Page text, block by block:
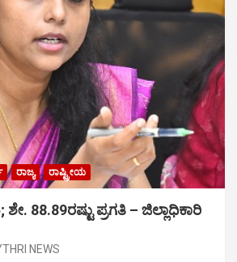
ರಾಜ್ಯ ರಾಷ್ಟ್ರೀಯ
88.89ರಷ್ಟು ಪ್ರಗತಿ – ಜಿಲ್ಲಾಧಿಕಾರಿ
NEWS